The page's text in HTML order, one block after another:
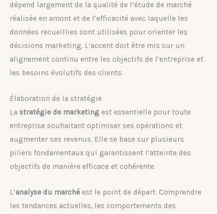
dépend largement de la qualité de l’étude de marché
réalisée en amont et de l’efficacité avec laquelle les
données recueillies sont utilisées pour orienter les
décisions marketing. L’accent doit être mis sur un
alignement continu entre les objectifs de l’entreprise et
les besoins évolutifs des clients.
Élaboration de la stratégie
La stratégie de marketing est essentielle pour toute
entreprise souhaitant optimiser ses opérations et
augmenter ses revenus. Elle se base sur plusieurs
piliers fondamentaux qui garantissent l’atteinte des
objectifs de manière efficace et cohérente.
L’analyse du marché est le point de départ. Comprendre
les tendances actuelles, les comportements des